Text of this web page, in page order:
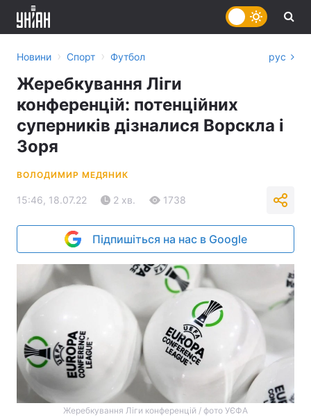
Новини › Спорт › Футбол рус
Жеребкування Ліги
конференцій: потенційних
суперників дізналися Ворскла і
Зоря
ВОЛОДИМИР МЕДЯНИК
15:46, 18.07.22 2 хв. 1738
Підпишіться на нас в Google
Жеребкування Ліги конференцій / фото УЄФА